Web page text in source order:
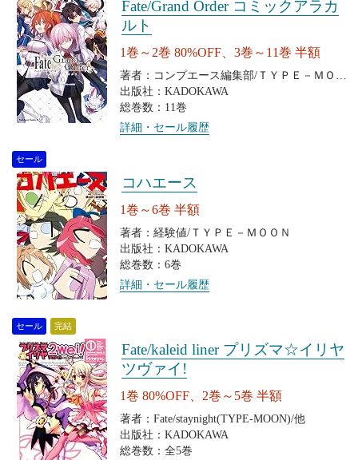
Fate/Grand Order コミックアラカ
ルト
1巻～2巻 80%OFF、3巻～11巻 半額
著者：コンプエース編集部/ＴＹＰＥ－ＭＯＯ
Ｎ
出版社：KADOKAWA
総巻数：11巻
詳細・セール履歴
セール
コハエース
1巻～6巻 半額
著者：経験値/ＴＹＰＥ－ＭＯＯＮ
出版社：KADOKAWA
総巻数：6巻
詳細・セール履歴
セール 完結
Fate/kaleid liner プリズマ☆イリヤ
ツヴァイ!
1巻 80%OFF、2巻～5巻 半額
著者：Fate/staynight(TYPE-MOON)/他
出版社：KADOKAWA
総巻数：全5巻